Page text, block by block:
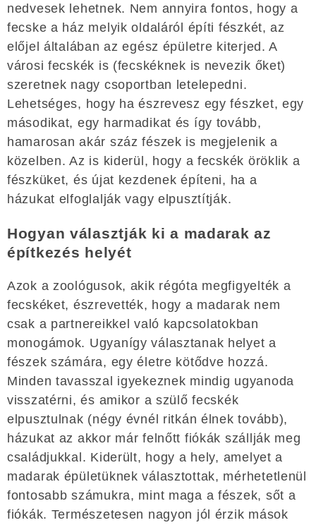
nedvesek lehetnek. Nem annyira fontos, hogy a
fecske a ház melyik oldaláról építi fészkét, az
előjel általában az egész épületre kiterjed. A
városi fecskék is (fecskéknek is nevezik őket)
szeretnek nagy csoportban letelepedni.
Lehetséges, hogy ha észrevesz egy fészket, egy
másodikat, egy harmadikat és így tovább,
hamarosan akár száz fészek is megjelenik a
közelben. Az is kiderül, hogy a fecskék öröklik a
fészküket, és újat kezdenek építeni, ha a
házukat elfoglalják vagy elpusztítják.
Hogyan választják ki a madarak az
építkezés helyét
Azok a zoológusok, akik régóta megfigyelték a
fecskéket, észrevették, hogy a madarak nem
csak a partnereikkel való kapcsolatokban
monogámok. Ugyanígy választanak helyet a
fészek számára, egy életre kötődve hozzá.
Minden tavasszal igyekeznek mindig ugyanoda
visszatérni, és amikor a szülő fecskék
elpusztulnak (négy évnél ritkán élnek tovább),
házukat az akkor már felnőtt fiókák szállják meg
családjukkal. Kiderült, hogy a hely, amelyet a
madarak épületüknek választottak, mérhetetlenül
fontosabb számukra, mint maga a fészek, sőt a
fiókák. Természetesen nagyon jól érzik mások